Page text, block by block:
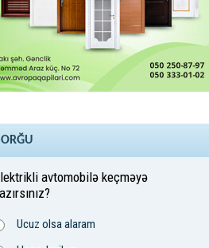
avtomobilə keçməyə
Ucuz olsa alaram